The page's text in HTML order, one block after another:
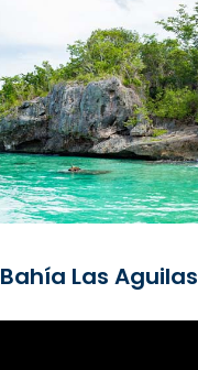
Bahía Las Aguilas